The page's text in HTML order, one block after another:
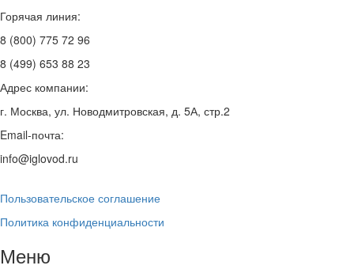
Горячая линия:
8 (800) 775 72 96
8 (499) 653 88 23
Адрес компании:
г. Москва, ул. Новодмитровская, д. 5А, стр.2
Email-почта:
info@iglovod.ru
Пользовательское соглашение
Политика конфиденциальности
Меню